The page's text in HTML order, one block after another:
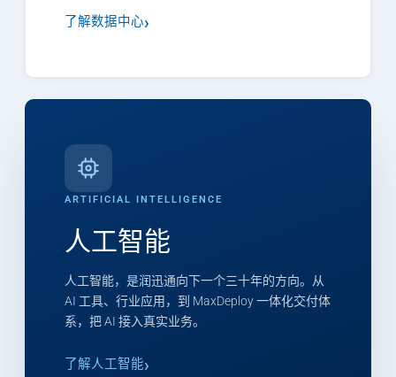
了解数据中心
ARTIFICIAL INTELLIGENCE
人工智能
人工智能，是润迅通向下一个三十年的方向。从
AI 工具、行业应用，到 MaxDeploy 一体化交付体
系，把 AI 接入真实业务。
了解人工智能